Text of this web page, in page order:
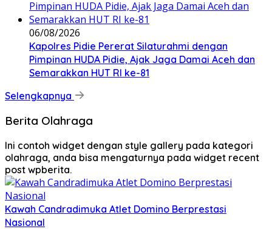
06/08/2026
Kapolres Pidie Pererat Silaturahmi dengan
Pimpinan HUDA Pidie, Ajak Jaga Damai Aceh dan
Semarakkan HUT RI ke-81
Selengkapnya
Berita Olahraga
Ini contoh widget dengan style gallery pada kategori
olahraga, anda bisa mengaturnya pada widget recent
post wpberita.
Kawah Candradimuka Atlet Domino Berprestasi
Nasional